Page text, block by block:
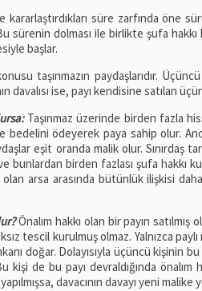
süre zarfında öne
sürenin dolması ile birlikte şufa
başlar.
taşınmazın paydaşlarıdır.
davalısı ise, payı kendisine satılan
Taşınmaz üzerinde birden fazla
bedelini ödeyerek paya sahip olur.
eşit oranda malik olur. Sınırdaş
bunlardan birden fazlası şufa hakkı
arsa arasında bütünlük ilişkisi
Önalım hakkı olan bir payın satılmış
tescil kurulmuş olmaz. Yalnızca
doğar. Dolayısıyla üçüncü kişinin bu
de bu payı devraldığında önalım
davacının davayı yeni malike